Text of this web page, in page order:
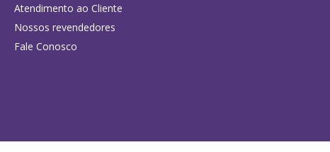
Presentes
Atendimento ao Cliente
Nossos revendedores
Fale Conosco